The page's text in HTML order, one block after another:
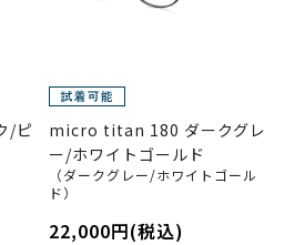
/ピ
micro titan 180 ダークグレ
ー/ホワイトゴールド
（ダークグレー/ホワイトゴール
ド）
22,000円(税込)